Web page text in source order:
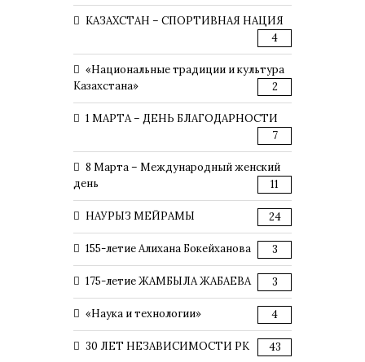
КАЗАХСТАН – СПОРТИВНАЯ НАЦИЯ
4
«Национальные традиции и культура
Казахстана»
2
1 МАРТА – ДЕНЬ БЛАГОДАРНОСТИ
7
8 Марта – Международный женский
день
11
НАУРЫЗ МЕЙРАМЫ 24
155-летие Алихана Бокейханова 3
175-летие ЖАМБЫЛА ЖАБАЕВА 3
«Наука и технологии» 4
30 ЛЕТ НЕЗАВИСИМОСТИ РК 43